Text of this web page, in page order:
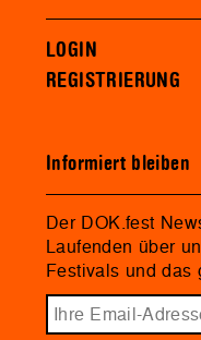
LOGIN
REGISTRIERUNG
Informiert bleiben
Der DOK.fest
Laufenden über
Festivals und das